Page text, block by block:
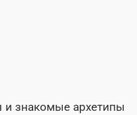
знакомые архетипы